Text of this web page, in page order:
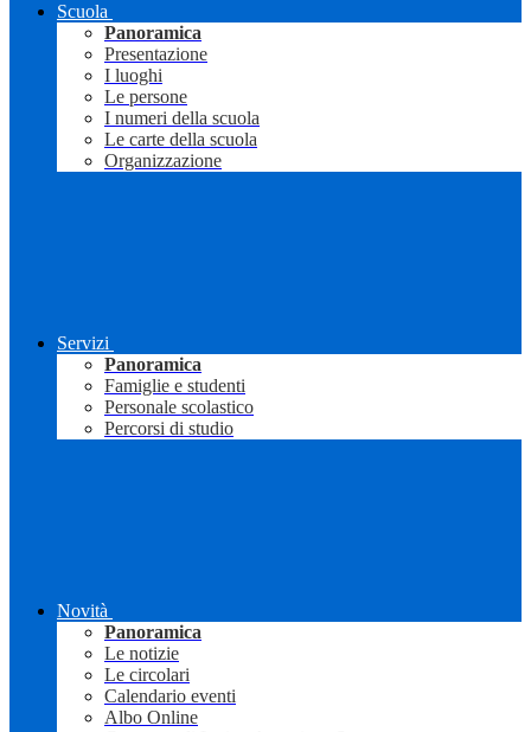
Scuola
Panoramica
Presentazione
I luoghi
Le persone
I numeri della scuola
Le carte della scuola
Organizzazione
Servizi
Panoramica
Famiglie e studenti
Personale scolastico
Percorsi di studio
Novità
Panoramica
Le notizie
Le circolari
Calendario eventi
Albo Online